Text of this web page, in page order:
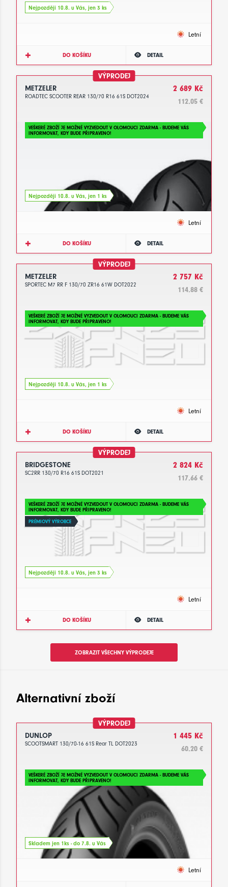
Nejpozději 10.8. u Vás, jen 3 ks
Letní
DO KOŠÍKU DETAIL
VÝPRODEJ
METZELER
ROADTEC SCOOTER REAR 130/70 R16 61S DOT2024
2 689 Kč
112.05 €
VEŠKERÉ ZBOŽÍ JE MOŽNÉ VYZVEDOUT V OLOMOUCI ZDARMA - BUDEME VÁS
INFORMOVAT, KDY BUDE PŘIPRAVENO!
Nejpozději 10.8. u Vás, jen 1 ks
Letní
DO KOŠÍKU DETAIL
VÝPRODEJ
METZELER
SPORTEC M7 RR F 130/70 ZR16 61W DOT2022
2 757 Kč
114.88 €
VEŠKERÉ ZBOŽÍ JE MOŽNÉ VYZVEDOUT V OLOMOUCI ZDARMA - BUDEME VÁS
INFORMOVAT, KDY BUDE PŘIPRAVENO!
Nejpozději 10.8. u Vás, jen 1 ks
Letní
DO KOŠÍKU DETAIL
VÝPRODEJ
BRIDGESTONE
SC2RR 130/70 R16 61S DOT2021
2 824 Kč
117.66 €
VEŠKERÉ ZBOŽÍ JE MOŽNÉ VYZVEDOUT V OLOMOUCI ZDARMA - BUDEME VÁS
INFORMOVAT, KDY BUDE PŘIPRAVENO!
PRÉMIOVÝ VÝROBCE
Nejpozději 10.8. u Vás, jen 3 ks
Letní
DO KOŠÍKU DETAIL
ZOBRAZIT VŠECHNY VÝPRODEJE
Alternativní zboží
VÝPRODEJ
DUNLOP
SCOOTSMART 130/70-16 61S Rear TL DOT2023
1 445 Kč
60.20 €
VEŠKERÉ ZBOŽÍ JE MOŽNÉ VYZVEDOUT V OLOMOUCI ZDARMA - BUDEME VÁS
INFORMOVAT, KDY BUDE PŘIPRAVENO!
Skladem jen 1ks - do 7.8. u Vás
Letní